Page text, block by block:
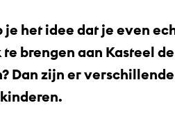
je het idee dat je even
brengen aan Kasteel
Dan zijn er